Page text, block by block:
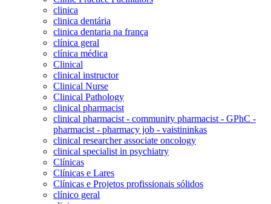
clinica
clinica dentária
clinica dentaria na frança
clínica geral
clínica médica
Clinical
clinical instructor
Clinical Nurse
Clinical Pathology
clinical pharmacist
clinical pharmacist - community pharmacist - GPhC -
pharmacist - pharmacy job - vaistininkas
clinical researcher associate oncology
clinical specialist in psychiatry
Clínicas
Clínicas e Lares
Clínicas e Projetos profissionais sólidos
clínico geral